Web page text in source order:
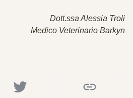
Dott.ssa Alessia Troli
Medico Veterinario Barkyn